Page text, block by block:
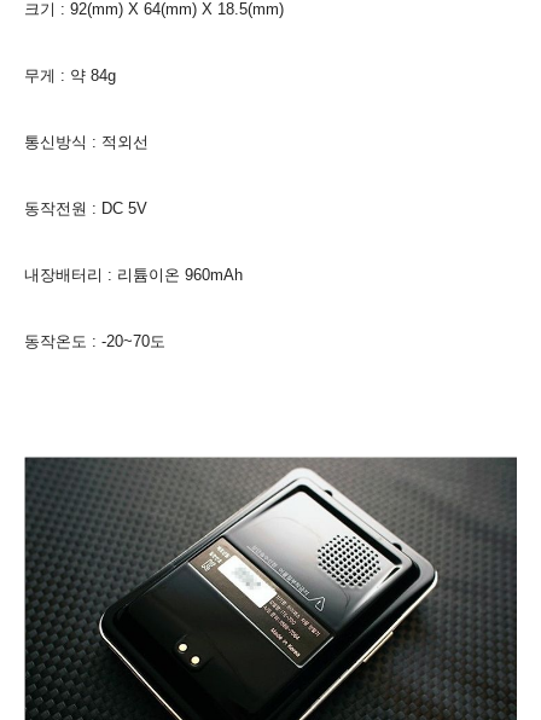
크기 : 92(mm) X 64(mm) X 18.5(mm)
무게 : 약 84g
통신방식 : 적외선
동작전원 : DC 5V
내장배터리 : 리튬이온 960mAh
동작온도 : -20~70도